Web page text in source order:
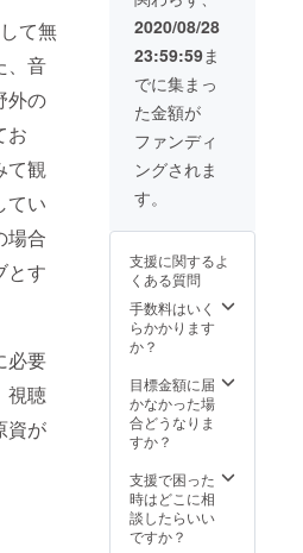
て無
、音
外の
お
て観
てい
場合
とす
必要
視聴
資が
するお名前（本
名、ハンドル
ネームなど可）
を備考欄にご記
入ください。 ・
オタ☆マニメン
バーによる限定
生放送視聴権
ツイキャスのグ
ループ配信で実
施します。 ・打
間程度）の視聴
権 ギガファイ
ル等を利用して
データでお渡
し。 ・イベント
内、収録番組の
メイキング映像
ファイル等を利
用してデータで
お渡し。 ・オ
タ☆マニメン
書きサイン メ
ンバー全員のサ
インを寄せ書き
にして、データ
ます。 ・メン
バーによるトー
の視聴権。 ギ
ガファイル等を
利用してデータ
でお渡し。 ・
配信エンディン
グでのエンディ
ングロールにお
名前を掲載。
お申し込みの際
に、エンディン
グロールに掲載
するお名前（本
名、ハンドル
ネームなど可）
を備考欄にご記
入ください。 ・
バーによる限定
生放送視聴権
ツイキャスのグ
ループ配信で実
ち上げ動画（1時
間程度）の視聴
権 ギガファイ
ル等を利用して
2020/08/28
23:59:59ま
でに集まっ
た金額が
ファンディ
ングされま
す。
支援に関するよ
くある質問
手数料はいく
らかかります
か？
目標金額に届
かなかった場
合どうなりま
すか？
支援で困った
時はどこに相
談したらいい
ですか？